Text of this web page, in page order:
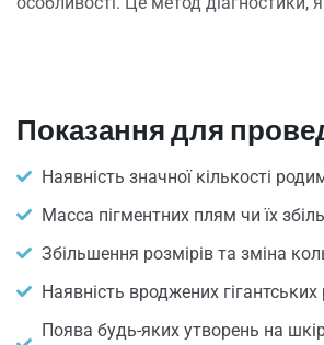
Показання для
Наявність значної кількості
Масса пігментних плям чи їх
Збільшення розмірів та зміна
Наявність вроджених
Поява будь-яких утворень на